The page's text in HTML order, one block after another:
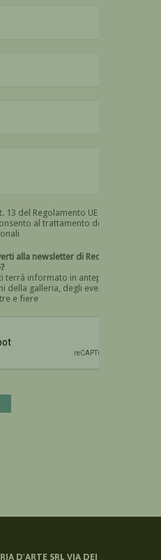
13 del Regolamento UE n.
trattamento dei
Devi dare il consenso
newsletter di Recta
terrà informato in anteprima
della galleria, degli eventi
e fiere
D'ARTE SRL VIA DEI